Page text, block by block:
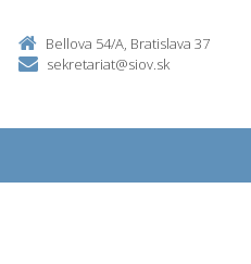
Bellova 54/A, Bratislava 37
sekretariat@siov.sk